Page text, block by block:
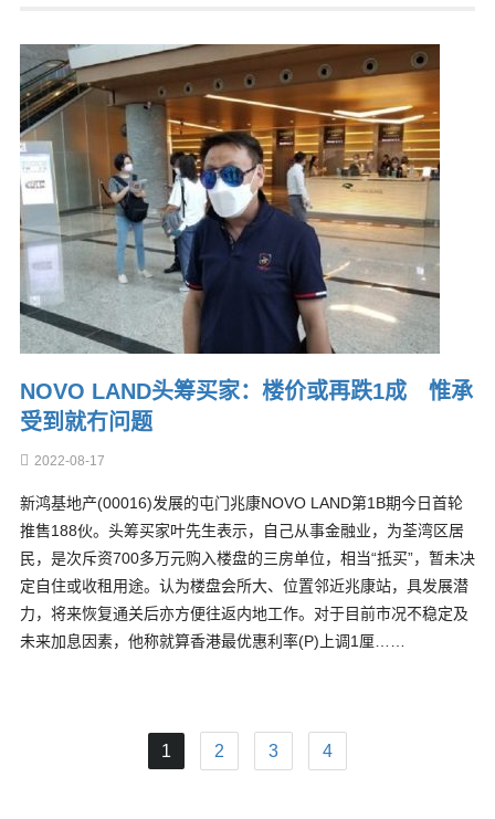
NOVO LAND头筹买家：楼价或再跌1成 惟承
受到就冇问题
2022-08-17
新鸿基地产(00016)发展的屯门兆康NOVO LAND第1B期今日首轮
推售188伙。头筹买家叶先生表示，自己从事金融业，为荃湾区居
民，是次斥资700多万元购入楼盘的三房单位，相当“抵买”，暂未决
定自住或收租用途。认为楼盘会所大、位置邻近兆康站，具发展潜
力，将来恢复通关后亦方便往返内地工作。对于目前市况不稳定及
未来加息因素，他称就算香港最优惠利率(P)上调1厘……
1 2 3 4